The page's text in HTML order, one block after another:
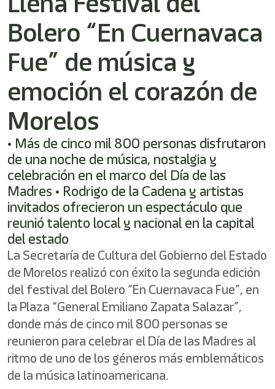
Este
acceso
directo
lector
de
pantalla
para
ayudarle
navegar
interactuar
con
contenido.
Bolero “En Cuernavaca
Fue” de música y
emoción el corazón de
Morelos
• Más de cinco mil 800 personas disfrutaron
de una noche de música, nostalgia y
celebración en el marco del Día de las
Madres • Rodrigo de la Cadena y artistas
invitados ofrecieron un espectáculo que
reunió talento local y nacional en la capital
del estado
La Secretaría de Cultura del Gobierno del Estado
de Morelos realizó con éxito la segunda edición
del festival del Bolero “En Cuernavaca Fue”, en
la Plaza “General Emiliano Zapata Salazar”,
donde más de cinco mil 800 personas se
reunieron para celebrar el Día de las Madres al
ritmo de uno de los géneros más emblemáticos
de la música latinoamericana.